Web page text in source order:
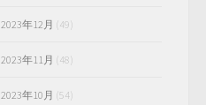
2023年12月 (49)
2023年11月 (48)
2023年10月 (54)